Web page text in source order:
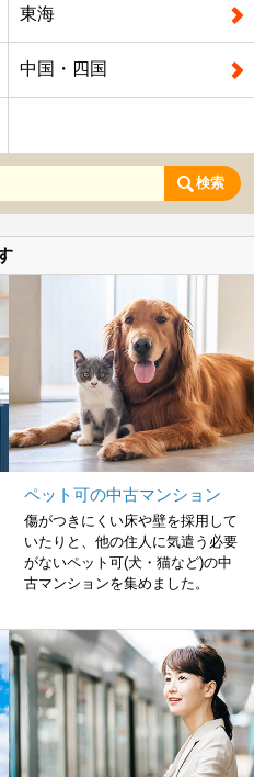
東海
中国・四国
検索
ペット可の中古マンション
傷がつきにくい床や壁を採用して
いたりと、他の住人に気遣う必要
がないペット可(犬・猫など)の中
古マンションを集めました。